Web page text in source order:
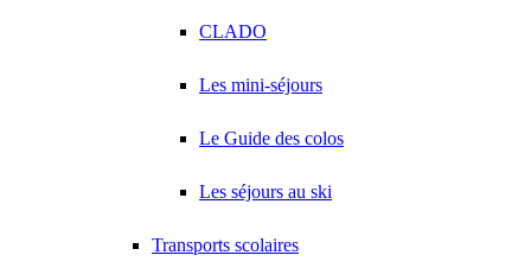
CLADO
Les mini-séjours
Le Guide des colos
Les séjours au ski
Transports scolaires